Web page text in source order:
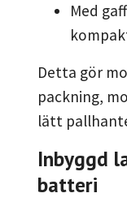
Med
Detta gör
packning,
lätt
Inbyggd
batteri